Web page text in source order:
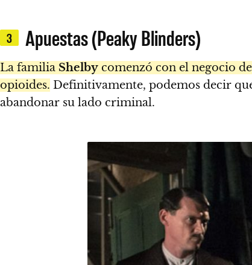
3 Apuestas (Peaky Blinders)
La familia Shelby comenzó con el negocio
opioides. Definitivamente, podemos decir
abandonar su lado criminal.